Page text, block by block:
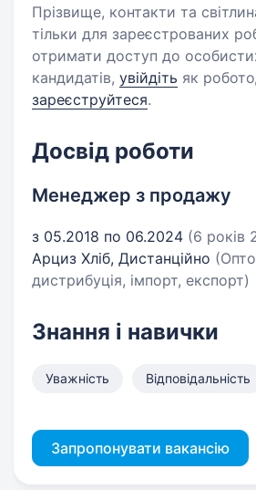
Прізвище, контакти та
тільки для зареєстрованих
отримати доступ до
кандидатів, увійдіть як
зареєструйтеся.
Досвід роботи
Менеджер з продажу
з 05.2018 по 06.2024 (6 років
Арциз Хліб, Дистанційно
дистрибуція, імпорт, експорт)
Знання і навички
Уважність Відповідальність
Запропонувати вакансію